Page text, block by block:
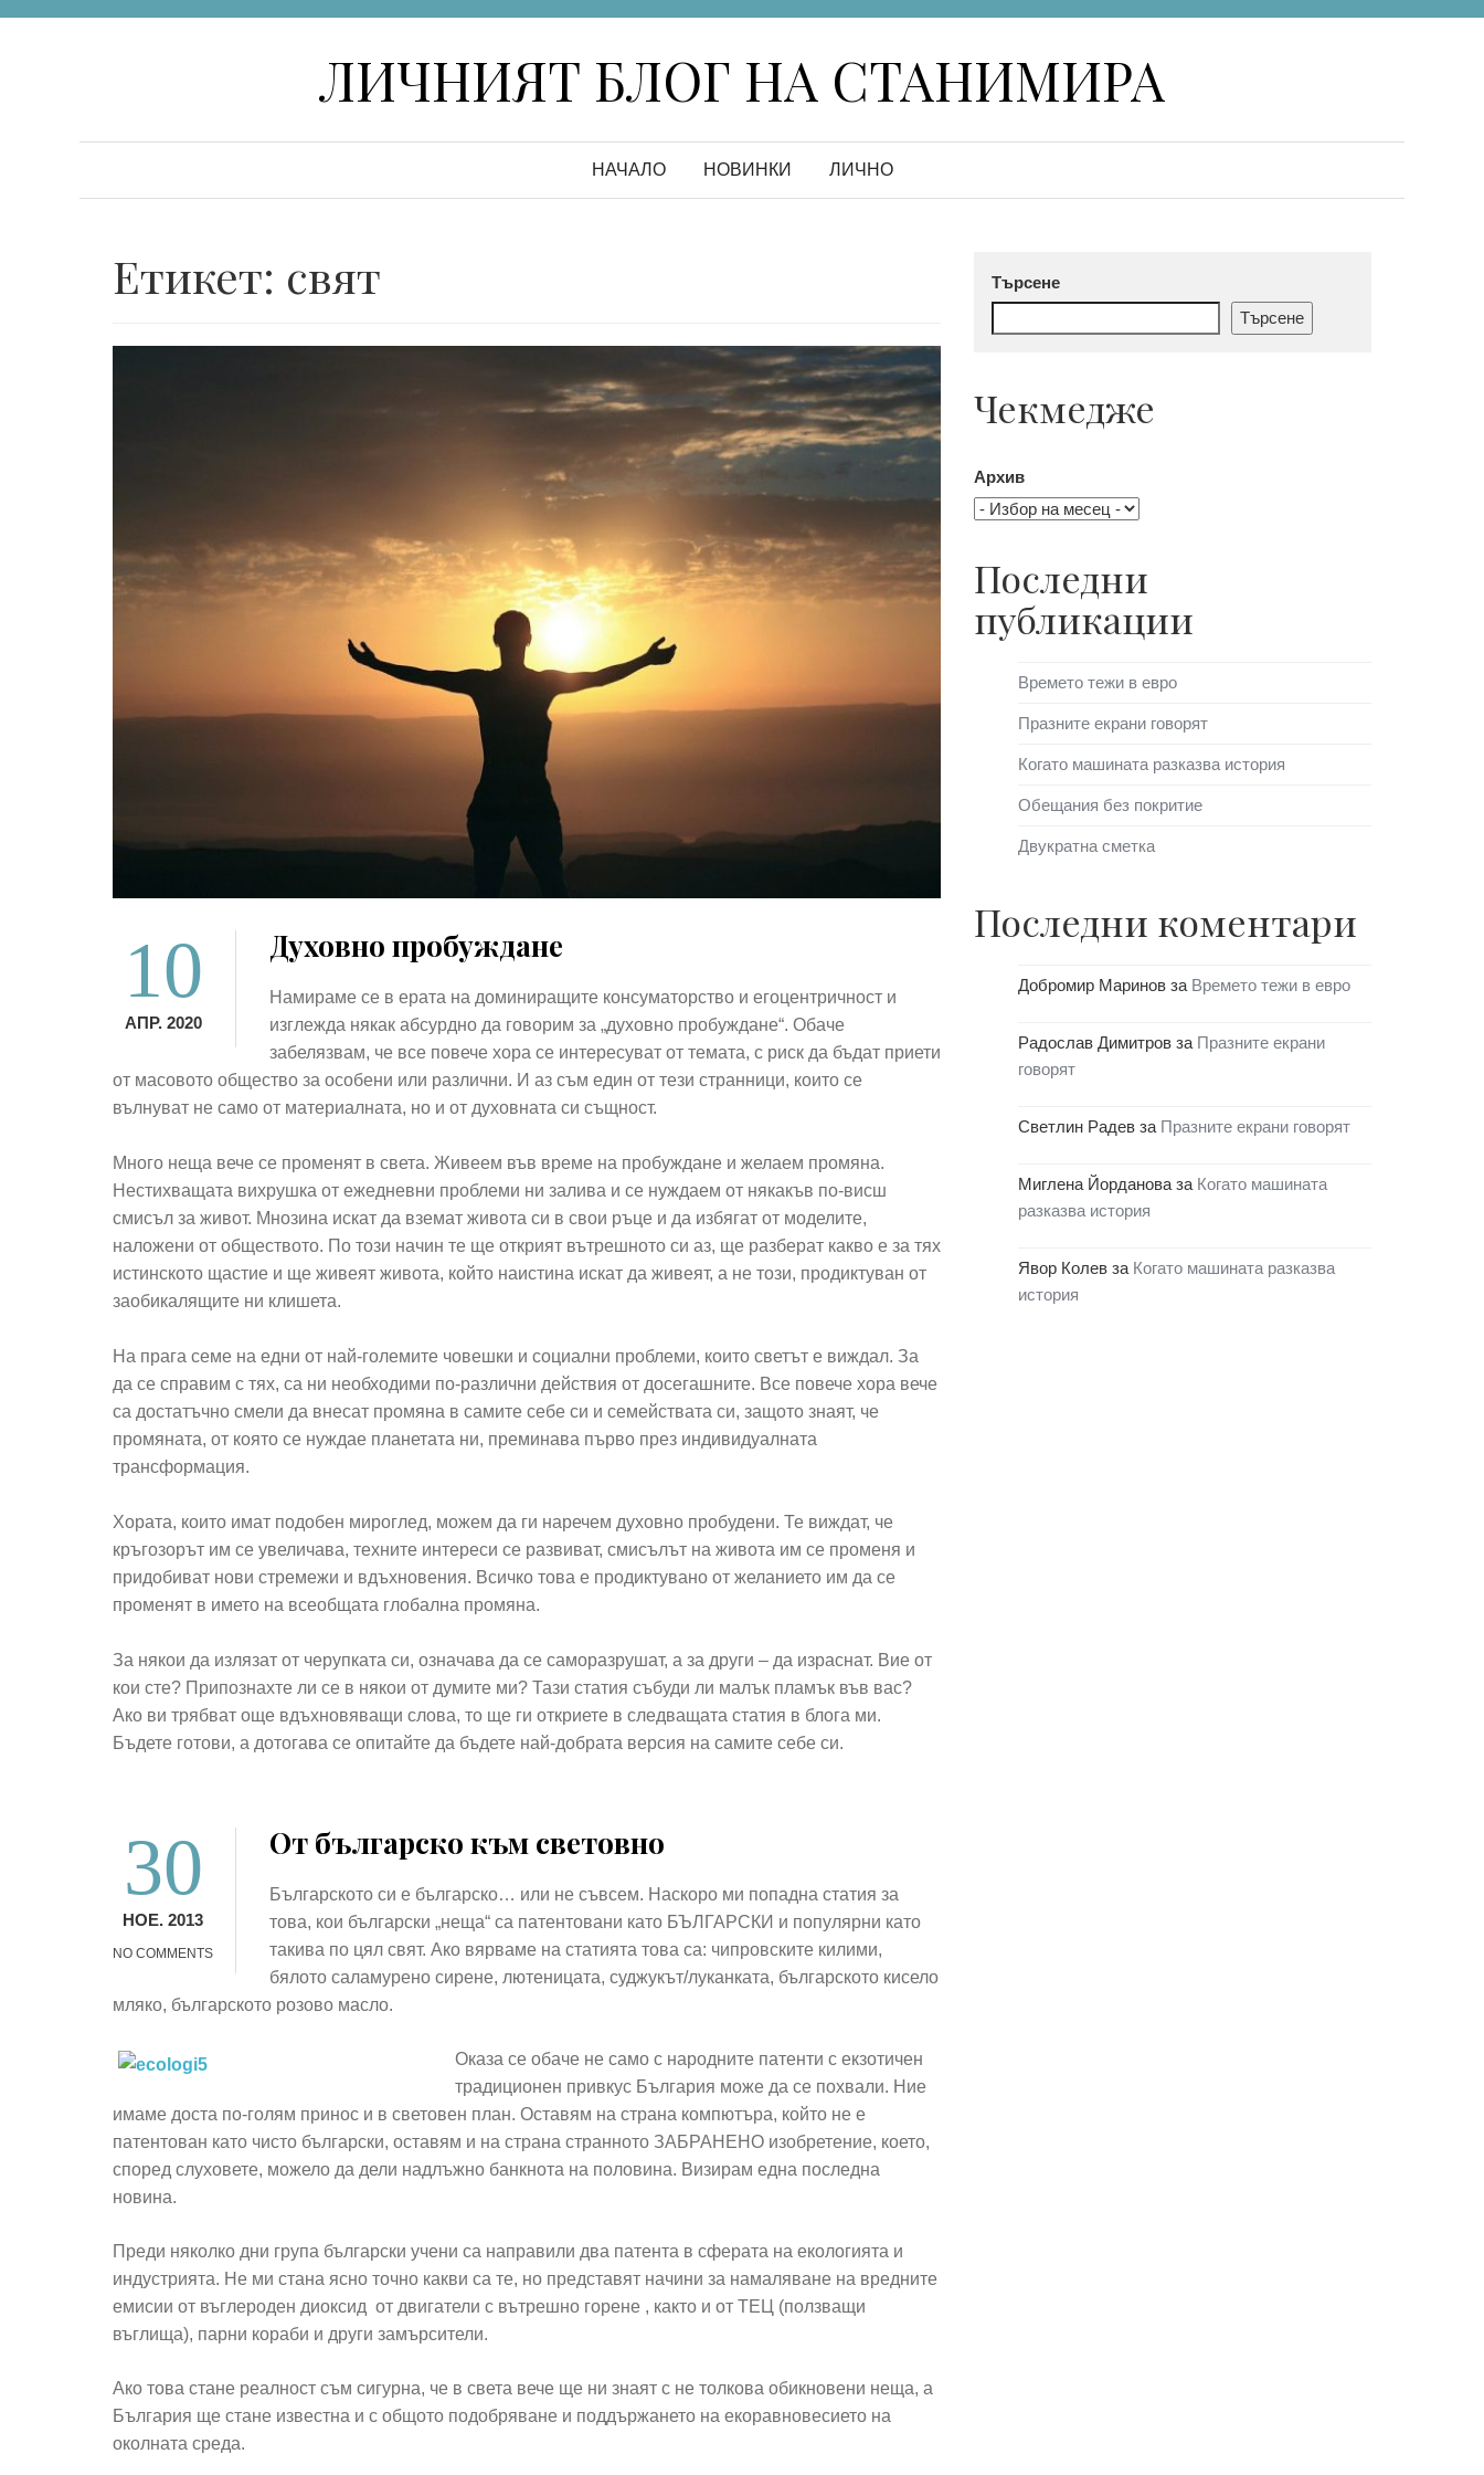
ЛИЧНИЯТ БЛОГ НА СТАНИМИРА
НАЧАЛО НОВИНКИ ЛИЧНО
Етикет: свят
10
АПР. 2020
Духовно пробуждане
Намираме се в ерата на доминиращите консуматорство и егоцентричност и
изглежда някак абсурдно да говорим за „духовно пробуждане“. Обаче
забелязвам, че все повече хора се интересуват от темата, с риск да бъдат приети
от масовото общество за особени или различни. И аз съм един от тези странници, които се
вълнуват не само от материалната, но и от духовната си същност.
Много неща вече се променят в света. Живеем във време на пробуждане и желаем промяна.
Нестихващата вихрушка от ежедневни проблеми ни залива и се нуждаем от някакъв по-висш
смисъл за живот. Мнозина искат да вземат живота си в свои ръце и да избягат от моделите,
наложени от обществото. По този начин те ще открият вътрешното си аз, ще разберат какво е за тях
истинскoто щастие и ще живеят живота, който наистина искат да живеят, а не този, продиктуван от
заобикалящите ни клишета.
На прага семе на едни от най-големите човешки и социални проблеми, които светът е виждал. За
да се справим с тях, са ни необходими по-различни действия от досегашните. Все повече хора вече
са достатъчно смели да внесат промяна в самите себе си и семействата си, защото знаят, че
промяната, от която се нуждае планетата ни, преминава първо през индивидуалната
трансформация.
Хората, които имат подобен мироглед, можем да ги наречем духовно пробудени. Те виждат, че
кръгозорът им се увеличава, техните интереси се развиват, смисълът на живота им се променя и
придобиват нови стремежи и вдъхновения. Всичко това е продиктувано от желанието им да се
променят в името на всеобщата глобална промяна.
За някои да излязат от черупката си, означава да се саморазрушат, а за други – да израснат. Вие от
кои сте? Припознахте ли се в някои от думите ми? Тази статия събуди ли малък пламък във вас?
Ако ви трябват още вдъхновяващи слова, то ще ги откриете в следващата статия в блога ми.
Бъдете готови, а дотогава се опитайте да бъдете най-добрата версия на самите себе си.
30
НОЕ. 2013
NO COMMENTS
От българско към световно
Българското си е българско… или не съвсем. Наскоро ми попадна статия за
това, кои български „неща“ са патентовани като БЪЛГАРСКИ и популярни като
такива по цял свят. Ако вярваме на статията това са: чипровските килими,
бялото саламурено сирене, лютеницата, суджукът/луканката, българското кисело
мляко, българското розово масло.
Оказа се обаче не само с народните патенти с екзотичен
традиционен привкус България може да се похвали. Ние
имаме доста по-голям принос и в световен план. Оставям на страна компютъра, който не е
патентован като чисто български, оставям и на страна странното ЗАБРАНЕНО изобретение, което,
според слуховете, можело да дели надлъжно банкнота на половина. Визирам една последна
новина.
Преди няколко дни група български учени са направили два патента в сферата на екологията и
индустрията. Не ми стана ясно точно какви са те, но представят начини за намаляване на вредните
емисии от въглероден диоксид от двигатели с вътрешно горене , както и от ТЕЦ (ползващи
въглища), парни кораби и други замърсители.
Ако това стане реалност съм сигурна, че в света вече ще ни знаят с не толкова обикновени неща, а
България ще стане известна и с общото подобряване и поддържането на екоравновесието на
околната среда.
Търсене
Търсене
Чекмедже
Архив
Последни
публикации
Времето тежи в евро
Празните екрани говорят
Когато машината разказва история
Обещания без покритие
Двукратна сметка
Последни коментари
Добромир Маринов за Времето тежи в евро
Радослав Димитров за Празните екрани
говорят
Светлин Радев за Празните екрани говорят
Миглена Йорданова за Когато машината
разказва история
Явор Колев за Когато машината разказва
история